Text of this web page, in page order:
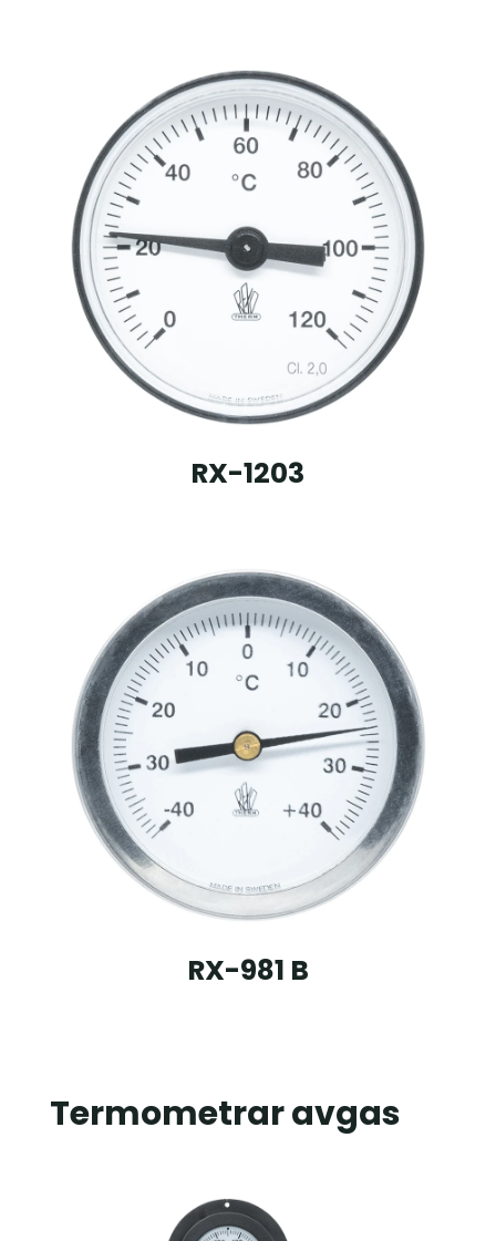
RX-1203
RX-981 B
Termometrar avgas